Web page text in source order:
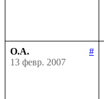
О.А.
#
13 февр. 2007